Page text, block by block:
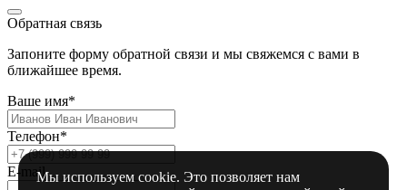
Обратная связь
Запоните форму обратной связи и мы свяжемся с вами в
ближайшее время.
Ваше имя*
Телефон*
E-mailМы используем cookie. Это позволяет нам